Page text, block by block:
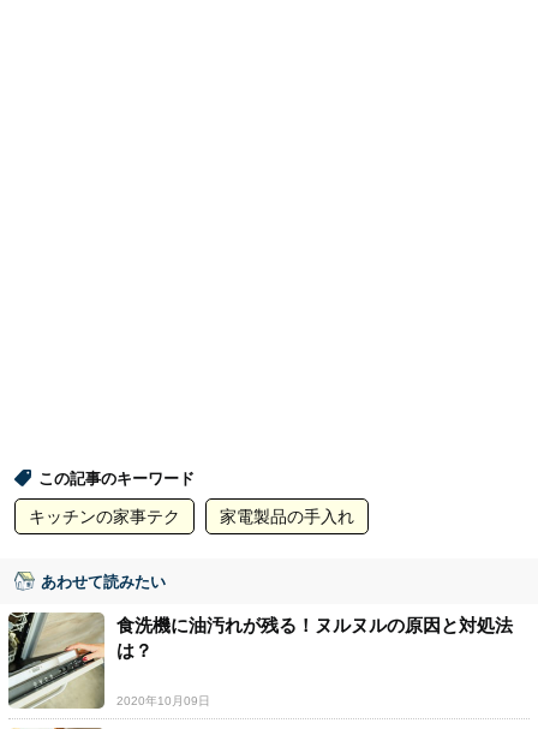
この記事のキーワード
キッチンの家事テク 家電製品の手入れ
あわせて読みたい
食洗機に油汚れが残る！ヌルヌルの原因と対処法
は？
2020年10月09日